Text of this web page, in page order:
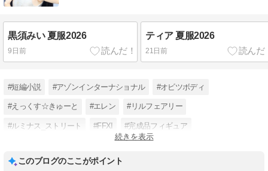
黒須みい 夏服2026
9日前
ティア 夏服2026
21日前
#短編小説 #アゾンインターナショナル #オビツボディ
#えっくす☆きゅーと #エレン #リルフェアリー
#ルミナス_ストリート #FFXI #完成品フィギュア
続きを表示
このブログのここがポイント